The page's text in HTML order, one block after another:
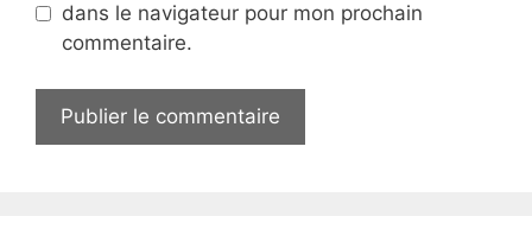
dans le navigateur pour mon prochain
commentaire.